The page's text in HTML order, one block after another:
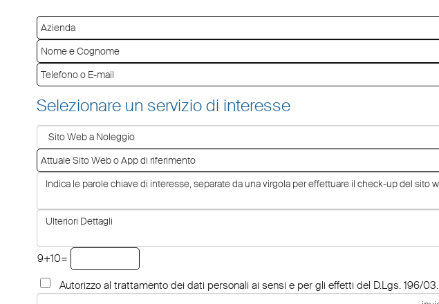
Selezionare un servizio di interesse
9+10=
Autorizzo al trattamento dei dati personali ai sensi e per gli effetti del D.Lgs. 196/03.